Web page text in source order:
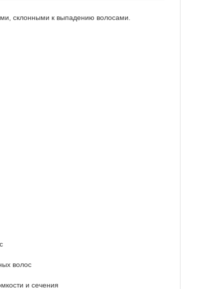
склонными к выпадению волосами.
волос
и сечения